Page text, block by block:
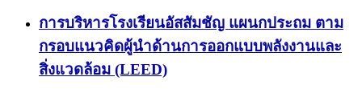
การบริหารโรงเรียนอัสสัมชัญ แผนกประถม ตาม
กรอบแนวคิดผู้นำด้านการออกแบบพลังงานและ
สิ่งแวดล้อม (LEED)